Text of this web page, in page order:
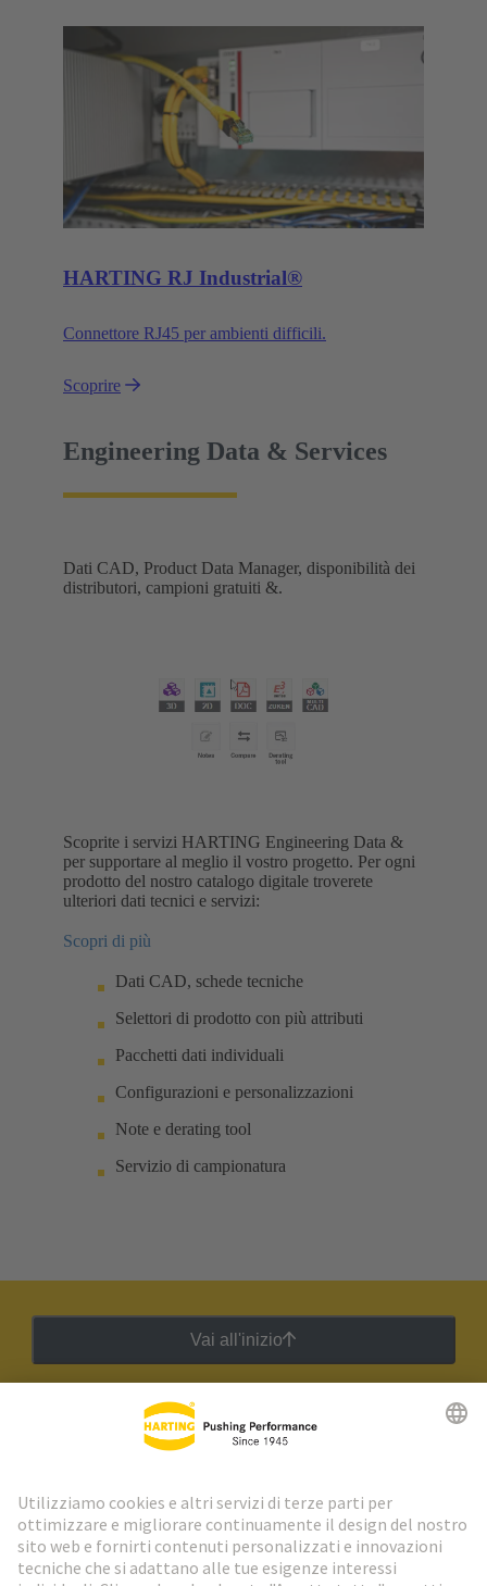
HARTING RJ Industrial®
Connettore RJ45 per ambienti difficili.
Scoprire
Engineering Data & Services
Dati CAD, Product Data Manager, disponibilità dei
distributori, campioni gratuiti &.
Scoprite i servizi HARTING Engineering Data &
per supportare al meglio il vostro progetto. Per ogni
prodotto del nostro catalogo digitale troverete
ulteriori dati tecnici e servizi:
Scopri di più
Dati CAD, schede tecniche
Selettori di prodotto con più attributi
Pacchetti dati individuali
Configurazioni e personalizzazioni
Note e derating tool
Servizio di campionatura
Vai all'inizio
Newsletter HARTING
Vai al registrazione